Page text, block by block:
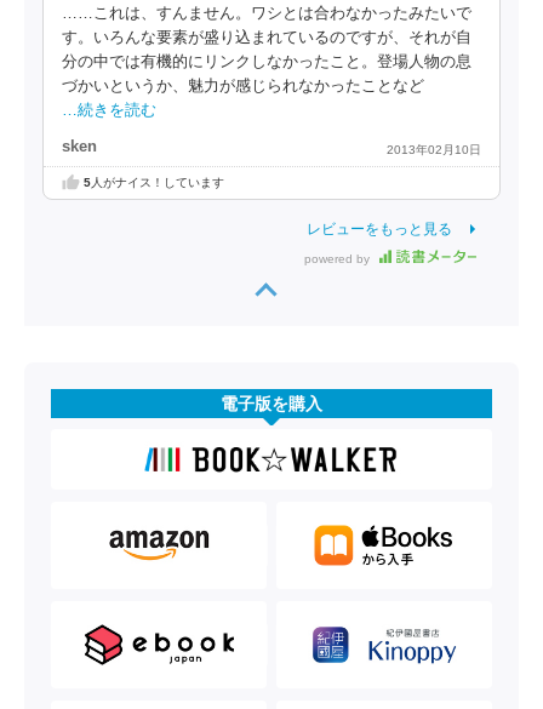
……これは、すんません。ワシとは合わなかったみたいで
す。いろんな要素が盛り込まれているのですが、それが自
分の中では有機的にリンクしなかったこと。登場人物の息
づかいというか、魅力が感じられなかったことなど
…続きを読む
sken 2013年02月10日
5人がナイス！しています
レビューをもっと見る
powered by
電子版を購入